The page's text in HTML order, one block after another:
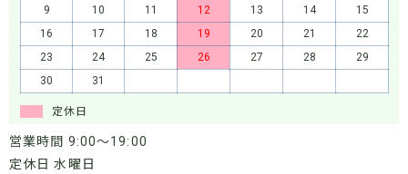
9
10 11 12 13 14
15
16
17 18 19 20 21
22
23
24 25 26 27 28
29
30
31
定休日
営業時間 9:00～19:00
定休日 水曜日